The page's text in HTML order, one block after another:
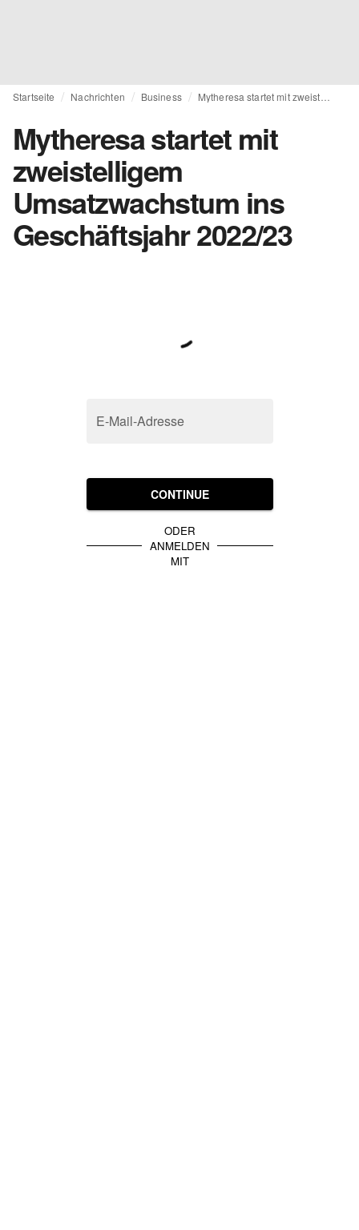
Startseite Nachrichten Business
Mytheresa startet mit
zweistelligem
Umsatzwachstum ins
Geschäftsjahr 2022/23
E-Mail-Adresse
CONTINUE
ODER
ANMELDEN
MIT